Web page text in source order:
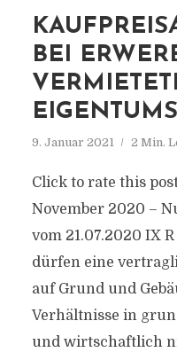
BEI
9. Januar 2021 2 Min.
Click to rate this
November 2020 –
vom 21.07.2020 IX
dürfen eine
auf Grund und
Verhältnisse in
und wirtschaftlich